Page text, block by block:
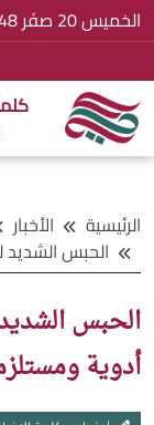
الخميس 20 صفَر 1448هـ 6 أغسطس 2026
الرئيسية الأخبار
الحبس الشديد لسنتين بحق
الحبس
أدوية